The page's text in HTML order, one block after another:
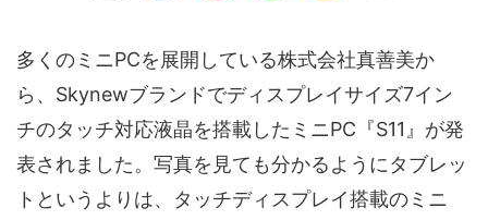
多くのミニPCを展開している株式会社真善美か
ら、Skynewブランドでディスプレイサイズ7イン
チのタッチ対応液晶を搭載したミニPC『S11』が発
表されました。写真を見ても分かるようにタブレッ
トというよりは、タッチディスプレイ搭載のミニ